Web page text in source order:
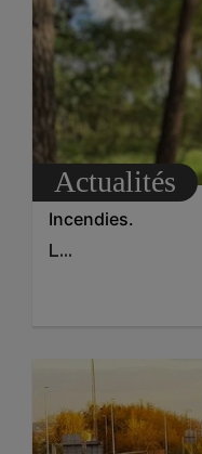
Actualités
Incendies.
L...